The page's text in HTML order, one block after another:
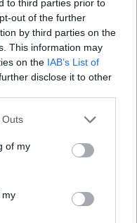
to third parties prior to
out of the further
by third parties on the
This information may
on the IAB’s List of
disclose it to other
one or more Google
You may click to
its third-party tags to
in below Google
Outs
of my
my
az